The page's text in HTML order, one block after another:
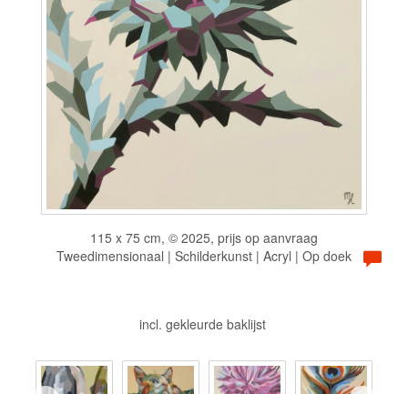
115 x 75 cm, © 2025, prijs op aanvraag
Tweedimensionaal | Schilderkunst | Acryl | Op doek
incl. gekleurde baklijst